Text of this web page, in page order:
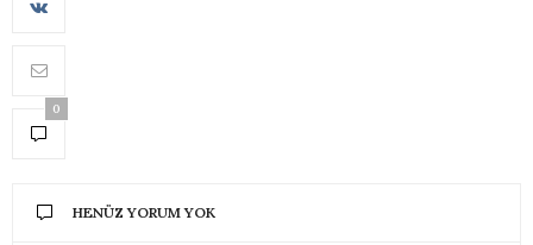
0
HENÜZ YORUM YOK